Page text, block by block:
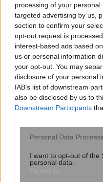
processing of your
targeted advertising by us,
section to confirm your
opt-out request is
interest-based ads based
us or personal information
your opt-out. You may
disclosure of your personal
IAB’s list of downstream
also be disclosed by us to
Downstream Participants
Please note that this
not limited to your visit or
grant or deny consent to
Personal Data
I want to opt-out of the
personal data.
σήμερα το
από 34.000